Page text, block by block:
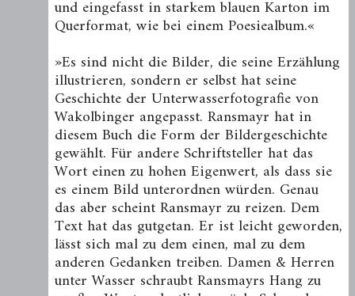
und eingefasst in starkem blauen Karton im
Querformat, wie bei einem Poesiealbum.«
»Es sind nicht die Bilder, die seine Erzählung
illustrieren, sondern er selbst hat seine
Geschichte der Unterwasserfotografie von
Wakolbinger angepasst. Ransmayr hat in
diesem Buch die Form der Bildergeschichte
gewählt. Für andere Schriftsteller hat das
Wort einen zu hohen Eigenwert, als dass sie
es einem Bild unterordnen würden. Genau
das aber scheint Ransmayr zu reizen. Dem
Text hat das gutgetan. Er ist leicht geworden,
lässt sich mal zu dem einen, mal zu dem
anderen Gedanken treiben. Damen & Herren
unter Wasser schraubt Ransmayrs Hang zu